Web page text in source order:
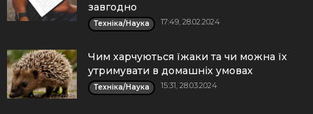
завгодно
Техніка/Наука 17:49, 28.02.2024
Чим харчуються їжаки та чи можна їх
утримувати в домашніх умовах
Техніка/Наука 15:31, 28.03.2024